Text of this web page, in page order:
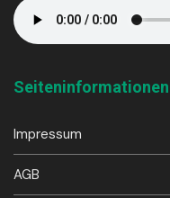
Seiteninformationen
Impressum
AGB